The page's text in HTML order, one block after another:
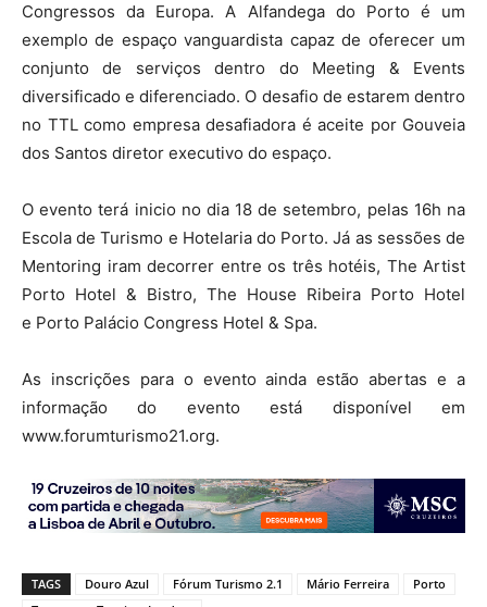
Congressos da Europa. A Alfandega do Porto é um
exemplo de espaço vanguardista capaz de oferecer um
conjunto de serviços dentro do Meeting & Events
diversificado e diferenciado. O desafio de estarem dentro
no TTL como empresa desafiadora é aceite por Gouveia
dos Santos diretor executivo do espaço.
O evento terá inicio no dia 18 de setembro, pelas 16h na
Escola de Turismo e Hotelaria do Porto. Já as sessões de
Mentoring iram decorrer entre os três hotéis, The Artist
Porto Hotel & Bistro, The House Ribeira Porto Hotel
e Porto Palácio Congress Hotel & Spa.
As inscrições para o evento ainda estão abertas e a
informação do evento está disponível em
www.forumturismo21.org.
TAGS Douro Azul Fórum Turismo 2.1 Mário Ferreira
Porto